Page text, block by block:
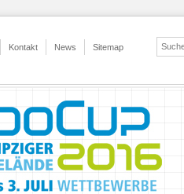
Kontakt News Sitemap